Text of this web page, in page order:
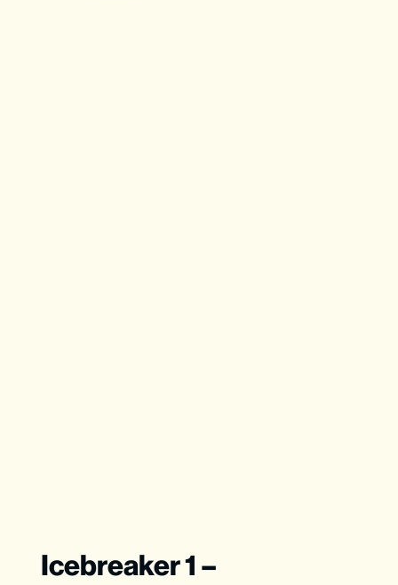
Icebreaker 1 –